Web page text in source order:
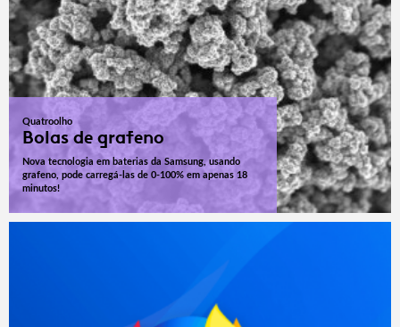
Quatroolho
Bolas de grafeno
Nova tecnologia em baterias da Samsung, usando
grafeno, pode carregá-las de 0-100% em apenas 18
minutos!